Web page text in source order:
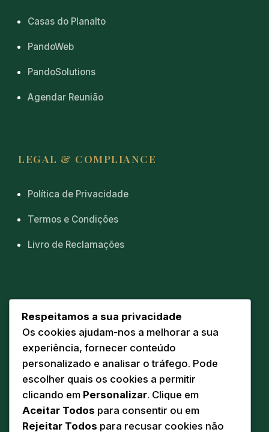
Casas do Planalto
PandoWeb
PandoSolutions
Agendar Reunião
LEGAL & COMPLIANCE
Política de Privacidade
Termos e Condições
Livro de Reclamações
Sede
Av. Eng. Duarte Pacheco 20 A
5160-218 Torre de Moncorvo
✉️ Comunicação
geral@pandodasilva.pt
Respeitamos a sua privacidade
Os cookies ajudam-nos a melhorar a sua
experiência, fornecer conteúdo
personalizado e analisar o tráfego. Pode
escolher quais os cookies a permitir
clicando em Personalizar. Clique em
Aceitar Todos para consentir ou em
Rejeitar Todos para recusar cookies não